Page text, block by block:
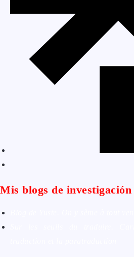
Mis blogs de investigación